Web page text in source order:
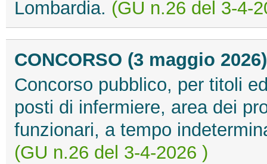
Lombardia. (GU n.26 del 3-4-
CONCORSO (3 maggio 2026)
Concorso pubblico, per titoli
posti di infermiere, area dei
funzionari, a tempo
(GU n.26 del 3-4-2026 )